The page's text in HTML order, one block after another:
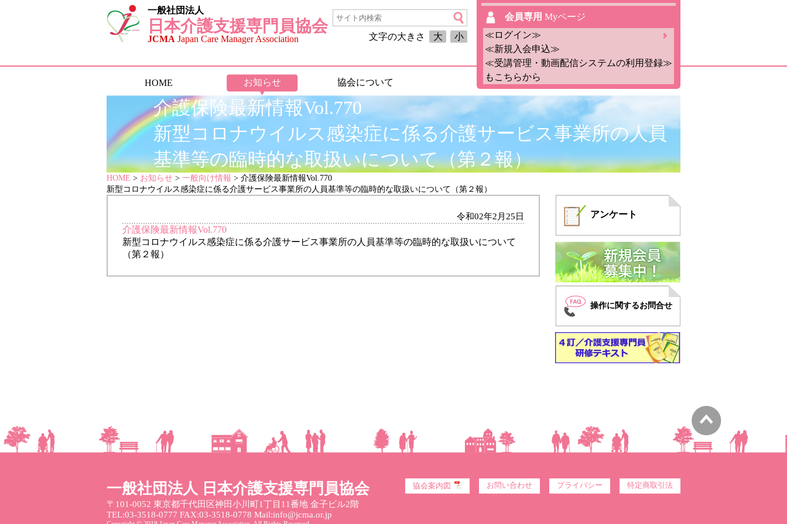
一般社団法人
日本介護支援専門員協会
JCMA Japan Care Manager Association 文字の大きさ 大 小
会員専用 Myページ
≪ログイン≫
≪新規入会申込≫
≪受講管理・動画配信システムの利用登録≫
もこちらから
HOME お知らせ 協会について
介護保険最新情報Vol.770
新型コロナウイルス感染症に係る介護サービス事業所の人員
基準等の臨時的な取扱いについて（第２報）
HOME > お知らせ > 一般向け情報 > 介護保険最新情報Vol.770
新型コロナウイルス感染症に係る介護サービス事業所の人員基準等の臨時的な取扱いについて（第２報）
令和02年2月25日
介護保険最新情報Vol.770
新型コロナウイルス感染症に係る介護サービス事業所の人員基準等の臨時的な取扱いについて
（第２報）
アンケート
操作に関するお問合せ
一般社団法人 日本介護支援専門員協会
〒101-0052 東京都千代田区神田小川町1丁目11番地 金子ビル2階
TEL:03-3518-0777 FAX:03-3518-0778 Mail:info@jcma.or.jp
協会案内図 お問い合わせ プライバシー 特定商取引法